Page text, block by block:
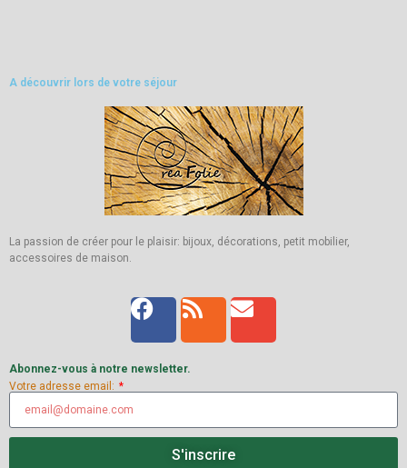
A découvrir lors de votre séjour
La passion de créer pour le plaisir: bijoux, décorations, petit mobilier,
accessoires de maison.
Abonnez-vous à notre newsletter.
Votre adresse email:
S'inscrire